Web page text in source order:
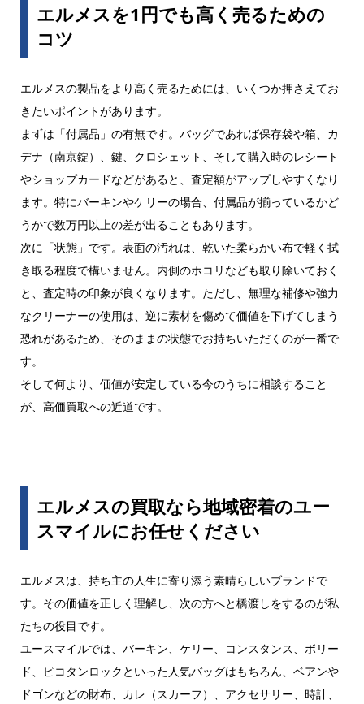
エルメスを1円でも高く売るための
コツ
エルメスの製品をより高く売るためには、いくつか押さえてお
きたいポイントがあります。
まずは「付属品」の有無です。バッグであれば保存袋や箱、カ
デナ（南京錠）、鍵、クロシェット、そして購入時のレシート
やショップカードなどがあると、査定額がアップしやすくなり
ます。特にバーキンやケリーの場合、付属品が揃っているかど
うかで数万円以上の差が出ることもあります。
次に「状態」です。表面の汚れは、乾いた柔らかい布で軽く拭
き取る程度で構いません。内側のホコリなども取り除いておく
と、査定時の印象が良くなります。ただし、無理な補修や強力
なクリーナーの使用は、逆に素材を傷めて価値を下げてしまう
恐れがあるため、そのままの状態でお持ちいただくのが一番で
す。
そして何より、価値が安定している今のうちに相談すること
が、高価買取への近道です。
エルメスの買取なら地域密着のユー
スマイルにお任せください
エルメスは、持ち主の人生に寄り添う素晴らしいブランドで
す。その価値を正しく理解し、次の方へと橋渡しをするのが私
たちの役目です。
ユースマイルでは、バーキン、ケリー、コンスタンス、ボリー
ド、ピコタンロックといった人気バッグはもちろん、ベアンや
ドゴンなどの財布、カレ（スカーフ）、アクセサリー、時計、